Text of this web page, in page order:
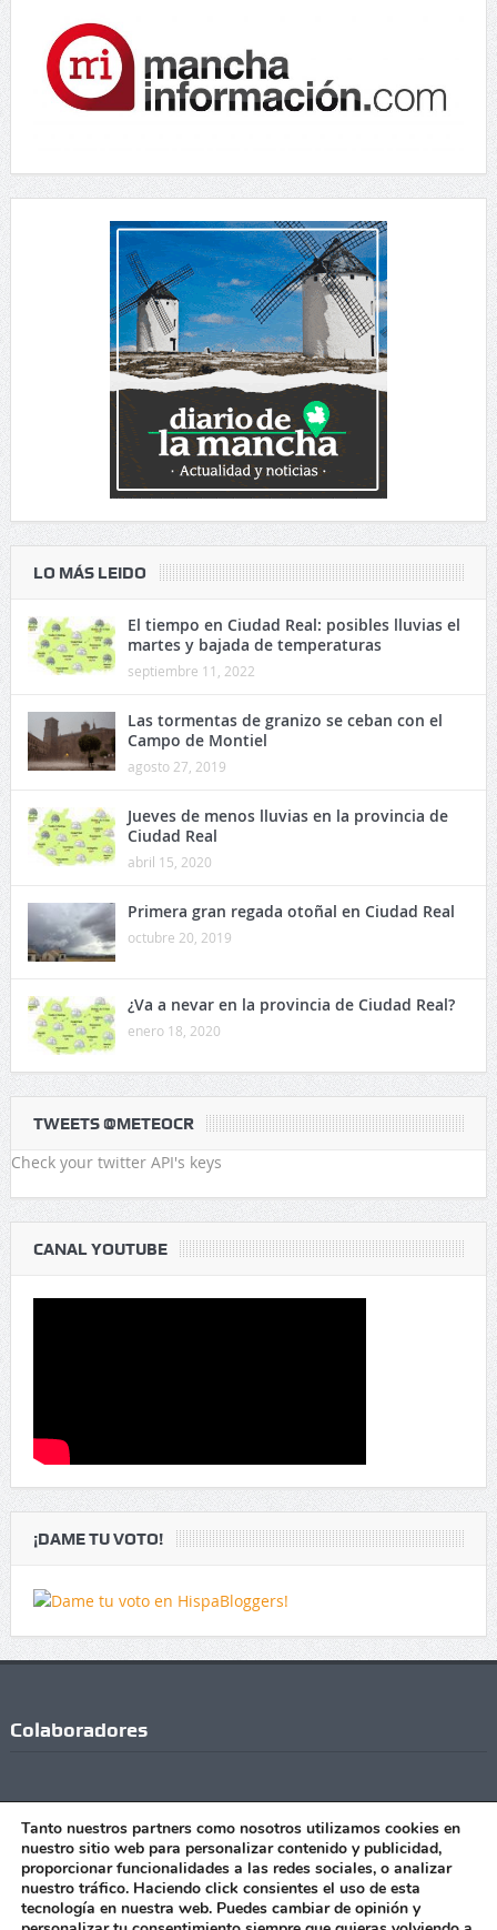
LO MÁS LEIDO
El tiempo en Ciudad Real: posibles lluvias el
martes y bajada de temperaturas
septiembre 11, 2022
Las tormentas de granizo se ceban con el
Campo de Montiel
agosto 27, 2019
Jueves de menos lluvias en la provincia de
Ciudad Real
abril 15, 2020
Primera gran regada otoñal en Ciudad Real
octubre 20, 2019
¿Va a nevar en la provincia de Ciudad Real?
enero 18, 2020
TWEETS @METEOCR
Check your twitter API's keys
CANAL YOUTUBE
¡DAME TU VOTO!
Colaboradores
Tanto nuestros partners como nosotros utilizamos cookies en
nuestro sitio web para personalizar contenido y publicidad,
proporcionar funcionalidades a las redes sociales, o analizar
nuestro tráfico. Haciendo click consientes el uso de esta
tecnología en nuestra web. Puedes cambiar de opinión y